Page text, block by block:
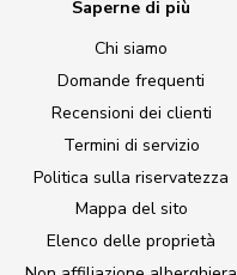
Saperne di più
Chi siamo
Domande frequenti
Recensioni dei clienti
Termini di servizio
Politica sulla riservatezza
Mappa del sito
Elenco delle proprietà